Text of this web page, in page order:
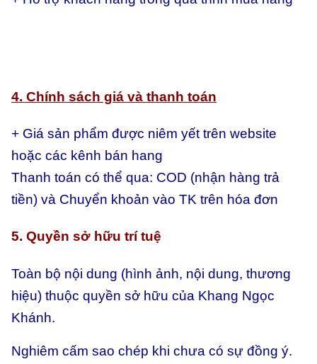
4. Chính sách giá và thanh toán
+ Giá sản phẩm được niêm yết trên website
hoặc các kênh bán hang
Thanh toán có thể qua: COD (nhận hàng trả
tiền) và Chuyển khoản vào TK trên hóa đơn
5. Quyền sở hữu trí tuệ
Toàn bộ nội dung (hình ảnh, nội dung, thương
hiệu) thuộc quyền sở hữu của Khang Ngọc
Khánh.
Nghiêm cấm sao chép khi chưa có sự đồng ý.